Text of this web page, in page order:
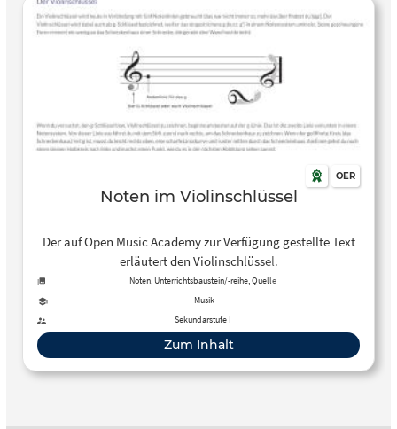
OER
Noten im Violinschlüssel
Der auf Open Music Academy zur Verfügung gestellte Text
erläutert den Violinschlüssel.
Noten, Unterrichtsbaustein/-reihe, Quelle
Musik
Sekundarstufe I
Zum Inhalt